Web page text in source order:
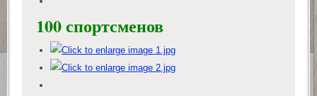
100 спортсменов